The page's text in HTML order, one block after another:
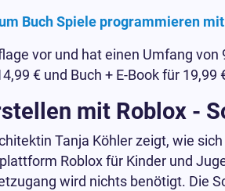
Buch Spiele programmieren
vor und hat einen Umfang
€ und Buch + E-Book für 19,99
mit Roblox -
Tanja Köhler zeigt, wie
Roblox für Kinder und
wird nichts benötigt. Die